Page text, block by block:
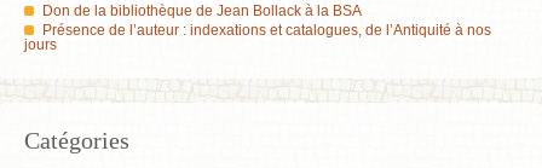
Don de la bibliothèque de Jean Bollack à la BSA
Présence de l’auteur : indexations et catalogues, de l’Antiquité à nos
jours
Catégories